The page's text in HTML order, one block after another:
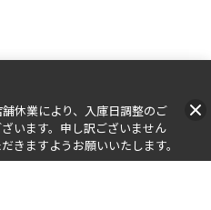
休業により、入庫日調整のご
います。申し訳ございません
きますようお願いいたします。​​